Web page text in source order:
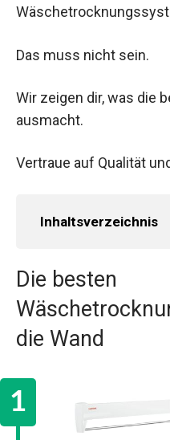
Das muss nicht sein.
Wir zeigen dir, was die
ausmacht.
Vertraue auf Qualität
Inhaltsverzeichnis
Die besten
die Wand